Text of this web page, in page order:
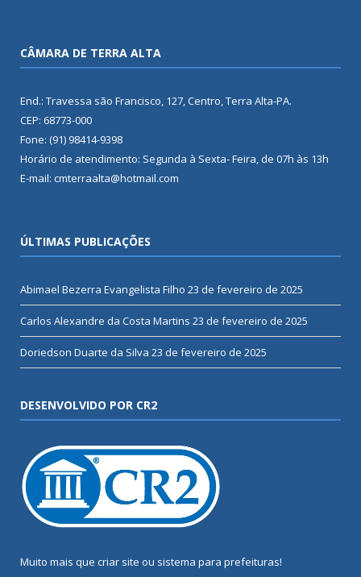
CÂMARA DE TERRA ALTA
End.: Travessa são Francisco, 127, Centro, Terra Alta-PA.
CEP: 68773-000
Fone: (91) 98414-9398
Horário de atendimento: Segunda à Sexta- Feira, de 07h às 13h
E-mail: cmterraalta@hotmail.com
ÚLTIMAS PUBLICAÇÕES
Abimael Bezerra Evangelista Filho 23 de fevereiro de 2025
Carlos Alexandre da Costa Martins 23 de fevereiro de 2025
Doriedson Duarte da Silva 23 de fevereiro de 2025
DESENVOLVIDO POR CR2
Muito mais que criar site ou sistema para prefeituras!